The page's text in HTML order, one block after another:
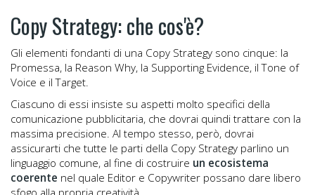
Copy Strategy: che cos'è?
Gli elementi fondanti di una Copy Strategy sono cinque: la
Promessa, la Reason Why, la Supporting Evidence, il Tone of
Voice e il Target.
Ciascuno di essi insiste su aspetti molto specifici della
comunicazione pubblicitaria, che dovrai quindi trattare con la
massima precisione. Al tempo stesso, però, dovrai
assicurarti che tutte le parti della Copy Strategy parlino un
linguaggio comune, al fine di costruire un ecosistema
coerente nel quale Editor e Copywriter possano dare libero